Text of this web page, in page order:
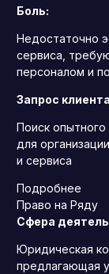
Боль:
Недостаточно
сервиса,
персоналом и
Запрос
Поиск
для
и сервиса
Подробнее
Право на Ряду
Сфера
Юридическая
предлагающая